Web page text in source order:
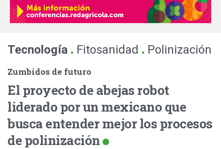
Tecnología . Fitosanidad . Polinización
Zumbidos de futuro
El proyecto de abejas robot
liderado por un mexicano que
busca entender mejor los procesos
de polinización